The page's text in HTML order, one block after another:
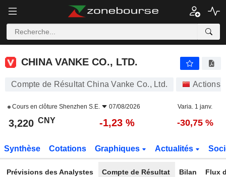
CHINA VANKE CO., LTD.
CHINA VANKE CO., LTD.
Compte de Résultat China Vanke Co., Ltd. Actions
Cours en clôture Shenzhen S.E. 07/08/2026 Varia. 1 janv.
3,220 CNY -1,23 % -30,75 %
Synthèse Cotations Graphiques Actualités
Prévisions des Analystes Compte de Résultat Bilan Flux